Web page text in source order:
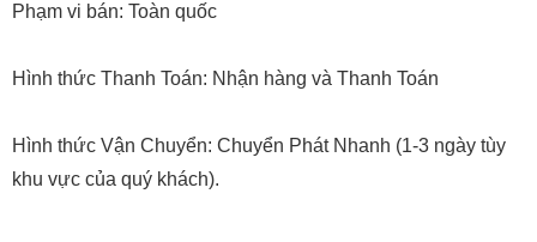
Phạm vi bán: Toàn quốc
Hình thức Thanh Toán: Nhận hàng và Thanh Toán
Hình thức Vận Chuyển: Chuyển Phát Nhanh (1-3 ngày tùy
khu vực của quý khách).